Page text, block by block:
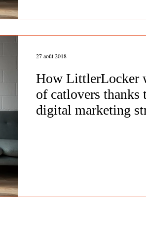
How LittlerLocker
of catlovers thanks
digital marketing
27 août 2018